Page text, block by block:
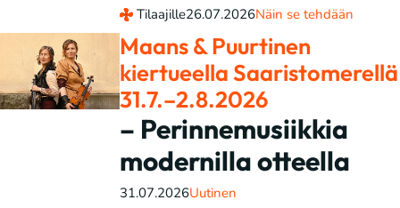
Tilaajille26.07.2026Näin se tehdään
Maans & Puurtinen
kiertueella Saaristomerellä
31.7.–2.8.2026
– Perinnemusiikkia
modernilla otteella
31.07.2026Uutinen